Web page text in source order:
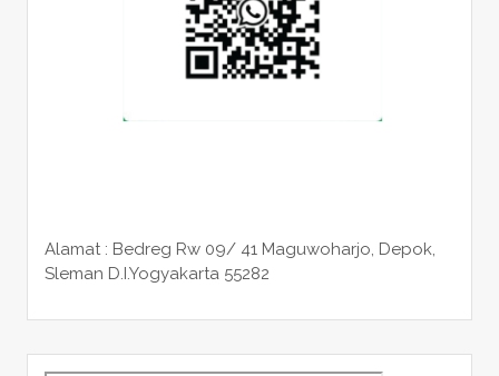
Alamat : Bedreg Rw 09/ 41 Maguwoharjo, Depok,
Sleman D.I.Yogyakarta 55282